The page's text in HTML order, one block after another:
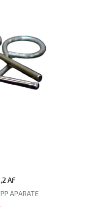
AF
APARATE